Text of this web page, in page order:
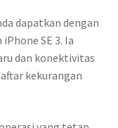
dapatkan dengan
SE 3. Ia
dan konektivitas
kekurangan